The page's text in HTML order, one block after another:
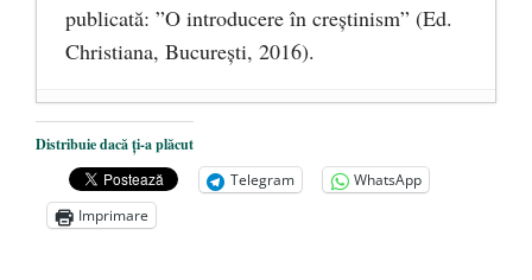
publicată: ”O introducere în creștinism” (Ed.
Christiana, Bucureşti, 2016).
DANA KONYA-PETRIȘOR, ÎNTRU
VEȘNICĂ POMENIRE
- 17 martie 2021
ÎNĂLȚATU-S-A! - 28 mai 2020
Sic credo – Francisco Franco (1892-1975)
Distribuie dacă ți-a plăcut
Telegram
WhatsApp
Imprimare